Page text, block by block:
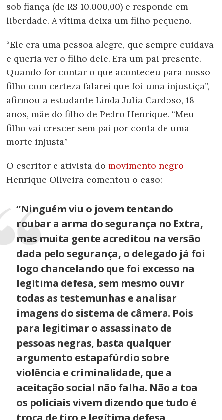
sob fiança (de R$ 10.000,00) e responde em
liberdade. A vítima deixa um filho pequeno.
“Ele era uma pessoa alegre, que sempre cuidava
e queria ver o filho dele. Era um pai presente.
Quando for contar o que aconteceu para nosso
filho com certeza falarei que foi uma injustiça”,
afirmou a estudante Linda Julia Cardoso, 18
anos, mãe do filho de Pedro Henrique. “Meu
filho vai crescer sem pai por conta de uma
morte injusta”
O escritor e ativista domovimento negro
Henrique Oliveira comentou o caso:
“Ninguém viu o jovem tentando
roubar a arma do segurança no Extra,
mas muita gente acreditou na versão
dada pelo segurança, o delegado já foi
logo chancelando que foi excesso na
legítima defesa, sem mesmo ouvir
todas as testemunhas e analisar
imagens do sistema de câmera. Pois
para legitimar o assassinato de
pessoas negras, basta qualquer
argumento estapafúrdio sobre
violência e criminalidade, que a
aceitação social não falha. Não a toa
os policiais vivem dizendo que tudo é
troca de tiro e legítima defesa,